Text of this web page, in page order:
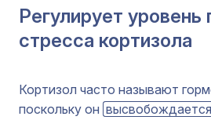
Регулирует уровень
стресса кортизола
Кортизол часто называют
поскольку он высвобождается